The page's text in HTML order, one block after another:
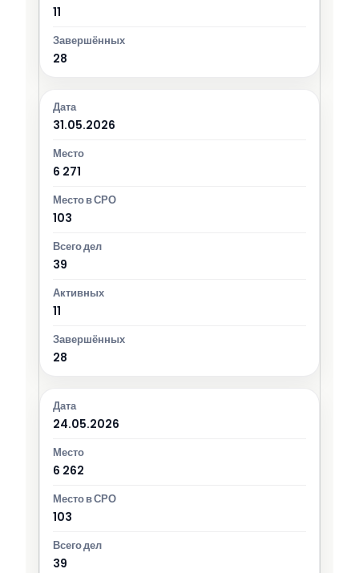
11
28
31.05.2026
6 271
103
39
11
28
24.05.2026
6 262
103
39